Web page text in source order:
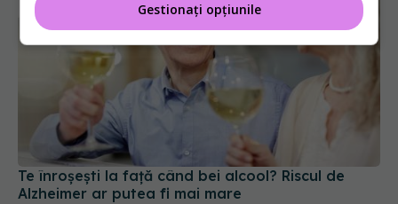
Te înroșești la față când bei alcool? Riscul de
Alzheimer ar putea fi mai mare
Gestionați opțiunile